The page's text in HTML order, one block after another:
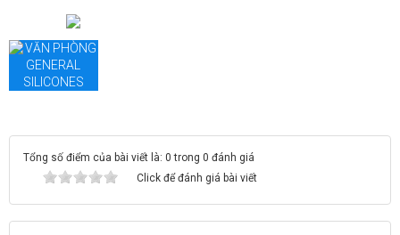
Tổng số điểm của bài viết là: 0 trong 0 đánh giá
Click để đánh giá bài viết